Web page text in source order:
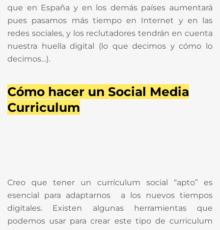
que en España y en los demás países aumentará
pues pasamos más tiempo en Internet y en las
redes sociales, y los reclutadores tendrán en cuenta
nuestra huella digital (lo que decimos y cómo lo
decimos…).
Cómo hacer un Social Media
Curriculum
Creo que tener un currículum social “apto” es
esencial para adaptarnos a los nuevos tiempos
digitales. Existen algunas herramientas que
podemos usar para crear este tipo de curriculum